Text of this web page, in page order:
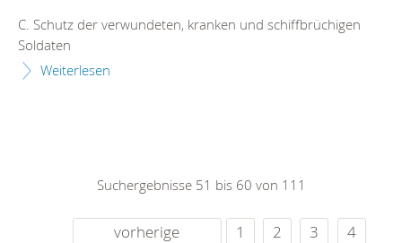
C. Schutz der verwundeten, kranken und schiffbrüchigen
Soldaten
Weiterlesen
Suchergebnisse 51 bis 60 von 111
vorherige 1 2 3
4